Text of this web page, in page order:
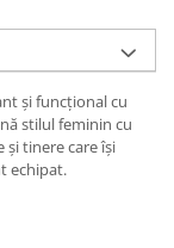
și funcțional cu
stilul feminin cu
tinere care își
echipat.